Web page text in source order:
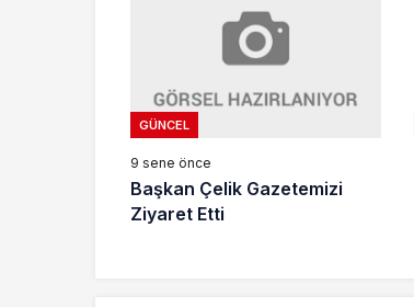
GÜNCEL
9 sene önce
Başkan Çelik Gazetemizi
Ziyaret Etti